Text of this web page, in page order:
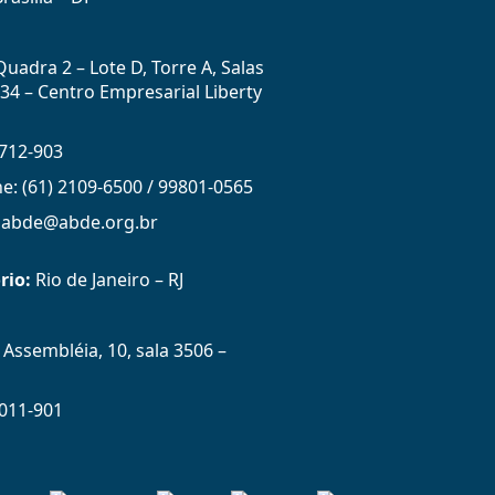
2 – Lote D, Torre A, Salas
– Centro Empresarial Liberty
903
(61) 2109-6500 / 99801-0565
Rio de Janeiro – RJ
10, sala 3506 –
901